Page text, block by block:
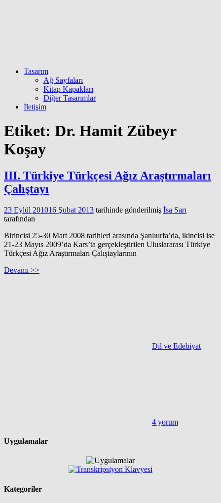
Tasarım
Ağ Sayfaları
Kitap Kapakları
Diğer Tasarımlar
İletişim
Etiket: Dr. Hamit Zübeyr
Koşay
III. Türkiye Türkçesi Ağız Araştırmaları
Çalıştayı
23 Eylül 201016 Şubat 2013 tarihinde gönderilmiş İsa Sarı
tarafından
Birincisi 25-30 Mart 2008 tarihleri arasında Şanlıurfa’da, ikincisi ise
21-23 Mayıs 2009’da Kars’ta gerçekleştirilen Uluslararası Türkiye
Türkçesi Ağız Araştırmaları Çalıştaylarının
Devamı >>
Dil ve Edebiyat
4 yorum
Uygulamalar
Kategoriler